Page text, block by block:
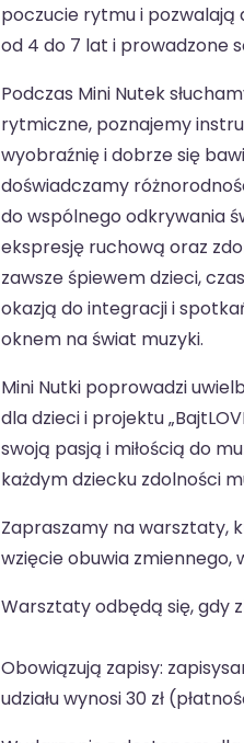
poczucie rytmu i pozwalają
od 4 do 7 lat i prowadzone
Podczas Mini Nutek
rytmiczne, poznajemy
wyobraźnię i dobrze się
doświadczamy
do wspólnego odkrywania
ekspresję ruchową oraz
zawsze śpiewem dzieci,
okazją do integracji i
oknem na świat muzyki.
Mini Nutki poprowadzi
dla dzieci i projektu
swoją pasją i miłością do
każdym dziecku zdolności
Zapraszamy na warsztaty,
wzięcie obuwia
Warsztaty odbędą się, gdy
Obowiązują zapisy:
udziału wynosi 30 zł